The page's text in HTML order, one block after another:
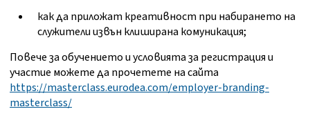
как да приложат креативност при набирането на
служители извън клиширана комуникация;
Повече за обучението и условията за регистрация и
участие можете да прочетете на сайта
https://masterclass.eurodea.com/employer-branding-
masterclass/